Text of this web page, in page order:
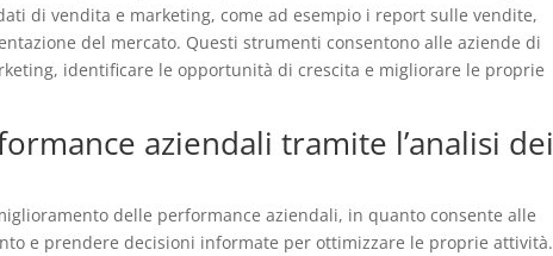
di vendita e marketing, come ad esempio i report sulle vendite,
del mercato. Questi strumenti consentono alle aziende di
identificare le opportunità di crescita e migliorare le proprie
aziendali tramite l’analisi
delle performance aziendali, in quanto consente alle
e prendere decisioni informate per ottimizzare le proprie attività.